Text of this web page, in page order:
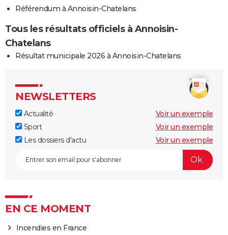
Référendum à Annoisin-Chatelans
Tous les résultats officiels à Annoisin-
Chatelans
Résultat municipale 2026 à Annoisin-Chatelans
NEWSLETTERS
Actualité
Voir un exemple
Sport
Voir un exemple
Les dossiers d'actu
Voir un exemple
EN CE MOMENT
Incendies en France